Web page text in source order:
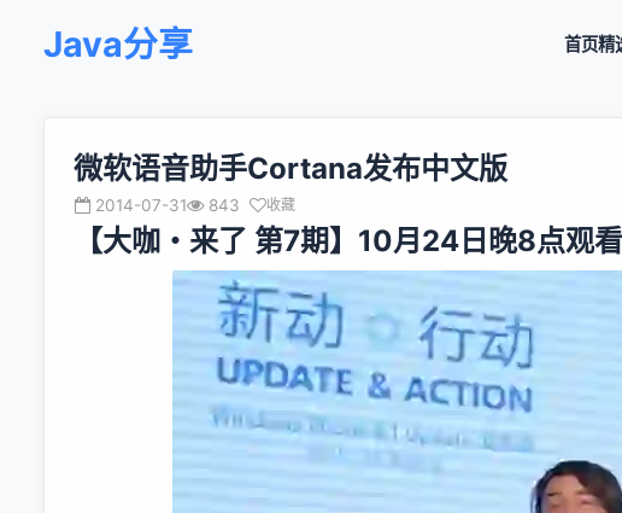
Java分享 首页精
微软语音助手Cortana发布中文版
2014-07-31 843 收藏
【大咖・来了 第7期】10月24日晚8点观